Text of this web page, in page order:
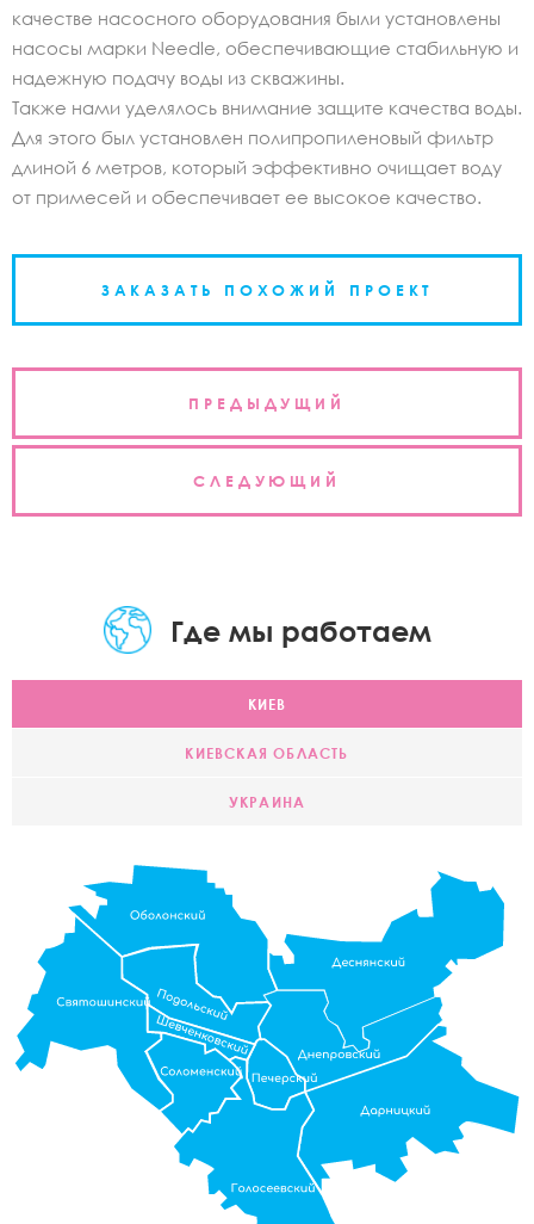
качестве насосного оборудования были установлены
насосы марки Needle, обеспечивающие стабильную и
надежную подачу воды из скважины.
Также нами уделялось внимание защите качества воды.
Для этого был установлен полипропиленовый фильтр
длиной 6 метров, который эффективно очищает воду
от примесей и обеспечивает ее высокое качество.
ЗАКАЗАТЬ ПОХОЖИЙ ПРОЕКТ
Навигация
записям
ПРЕДЫДУЩИЙ
СЛЕДУЮЩИЙ
Где мы работаем
КИЕВ
КИЕВСКАЯ ОБЛАСТЬ
УКРАИНА